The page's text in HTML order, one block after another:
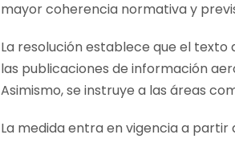
mayor coherencia normativa y
La resolución establece que el
las publicaciones de información
Asimismo, se instruye a las áreas
La medida entra en vigencia a partir